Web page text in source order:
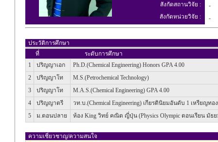
สังกัดสถานวิจัย :
-
สังกัดหน่วยวิจัย :
-
ประวัติการศึกษา
ที่
ระดับการศึกษา
1
ปริญญาเอก
Ph.D.(Chemical Engineering) Honors GPA 4.00
2
ปริญญาโท
M.S.(Petrochemical Technology)
3
ปริญญาโท
M.A.S.(Chemical Engineering) GPA 4.00
4
ปริญญาตรี
วท.บ.(Chemical Engineering) เกียรตินิยมอันดับ 1 เหรียญทอง
5
ม.ตอนปลาย ห้อง King วิทย์ คณิต ญี่ปุ่น (Physics Olympic ตอนเรียน มัธย
ความเชี่ยวชาญ/ความสนใจ